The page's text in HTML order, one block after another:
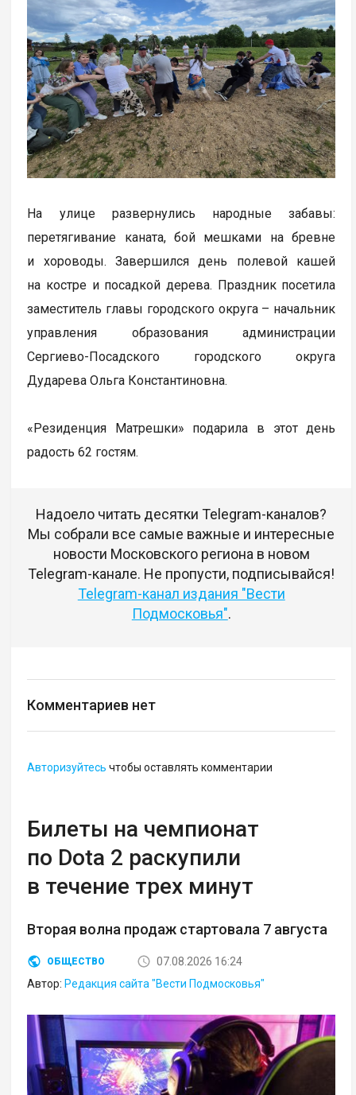
На улице развернулись народные забавы:
перетягивание каната, бой мешками на бревне
и хороводы. Завершился день полевой кашей
на костре и посадкой дерева. Праздник посетила
заместитель главы городского округа – начальник
управления образования администрации
Сергиево-Посадского городского округа
Дударева Ольга Константиновна.
«Резиденция Матрешки» подарила в этот день
радость 62 гостям.
Надоело читать десятки Telegram-каналов?
Мы собрали все самые важные и интересные
новости Московского региона в новом
Telegram-канале. Не пропусти, подписывайся!
Telegram-канал издания "Вести
Подмосковья".
Комментариев нет
Авторизуйтесь чтобы оставлять комментарии
Билеты на чемпионат
по Dota 2 раскупили
в течение трех минут
Вторая волна продаж стартовала 7 августа
ОБЩЕСТВО
07.08.2026 16:24
Автор: Редакция сайта "Вести Подмосковья"